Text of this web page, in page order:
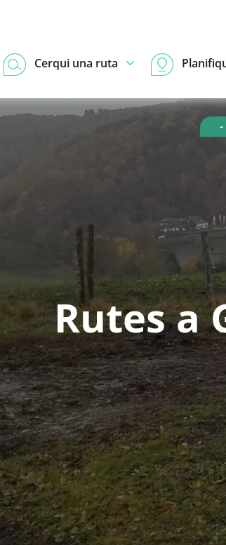
Cerqui una ruta
-
Rutes a